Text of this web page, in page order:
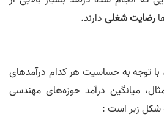
رضایت شغلیدارند.
توجه به حساسیت هر کدام درآمد‌های
میانگین درآمد حوزه‌های مهندسی
شکل زیر است :